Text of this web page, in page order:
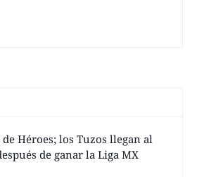
de Héroes; los Tuzos llegan al
de ganar la Liga MX